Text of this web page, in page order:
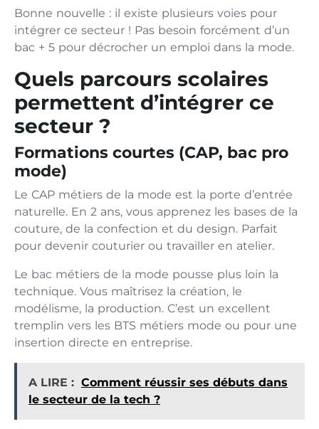
Bonne nouvelle : il existe plusieurs voies pour
intégrer ce secteur ! Pas besoin forcément d’un
bac + 5 pour décrocher un emploi dans la mode.
Quels parcours scolaires
permettent d’intégrer ce
secteur ?
Formations courtes (CAP, bac pro
mode)
Le CAP métiers de la mode est la porte d’entrée
naturelle. En 2 ans, vous apprenez les bases de la
couture, de la confection et du design. Parfait
pour devenir couturier ou travailler en atelier.
Le bac métiers de la mode pousse plus loin la
technique. Vous maîtrisez la création, le
modélisme, la production. C’est un excellent
tremplin vers les BTS métiers mode ou pour une
insertion directe en entreprise.
A LIRE : Comment réussir ses débuts dans
le secteur de la tech ?